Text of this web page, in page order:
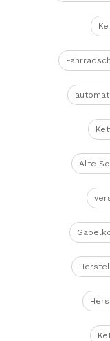
Alte